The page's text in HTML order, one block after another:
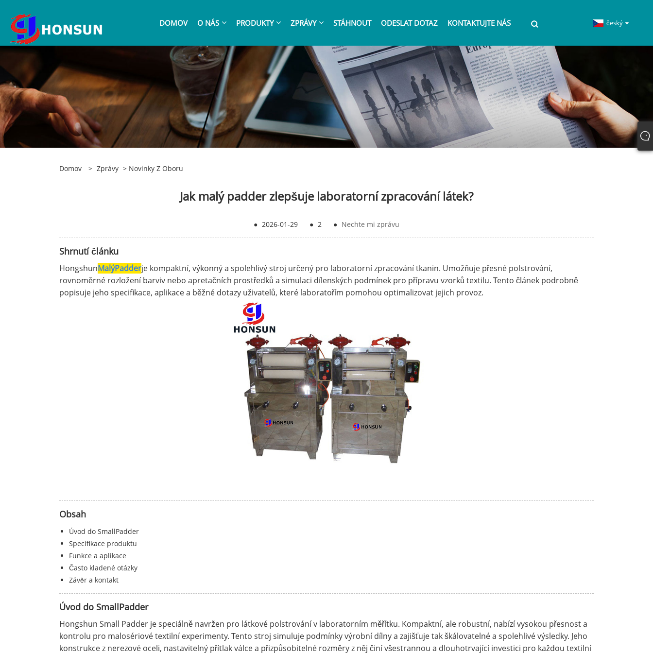
DOMOV O NÁS PRODUKTY ZPRÁVY STÁHNOUT ODESLAT DOTAZ KONTAKTUJTE NÁS český
Domov > Zprávy > Novinky Z Oboru
Jak malý padder zlepšuje laboratorní zpracování látek?
● 2026-01-29 ● 2 ● Nechte mi zprávu
Shrnutí článku
HongshunMalýPadderje kompaktní, výkonný a spolehlivý stroj určený pro laboratorní zpracování tkanin. Umožňuje přesné polstrování,
rovnoměrné rozložení barviv nebo apretačních prostředků a simulaci dílenských podmínek pro přípravu vzorků textilu. Tento článek podrobně
popisuje jeho specifikace, aplikace a běžné dotazy uživatelů, které laboratořím pomohou optimalizovat jejich provoz.
Obsah
Úvod do SmallPadder
Specifikace produktu
Funkce a aplikace
Často kladené otázky
Závěr a kontakt
Úvod do SmallPadder
Hongshun Small Padder je speciálně navržen pro látkové polstrování v laboratorním měřítku. Kompaktní, ale robustní, nabízí vysokou přesnost a
kontrolu pro malosériové textilní experimenty. Tento stroj simuluje podmínky výrobní dílny a zajišťuje tak škálovatelné a spolehlivé výsledky. Jeho
konstrukce z nerezové oceli, nastavitelný přítlak válce a přizpůsobitelné rozměry z něj činí všestrannou a dlouhotrvající investici pro každou textilní